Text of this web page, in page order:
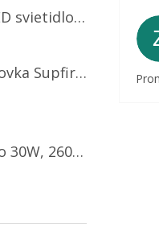
Solight nabíjacie LED svietidlo, 600lm, 2200mAh Li-Ion, USB nabíjanie [WN22]
5 hviezdičiek.
LED nabíjateľná čelovka Supfire HL06, 3 módy + SOS + senzor, nabíjanie cez Micro-USB, 5W, 500lm, 300m
5 hviezdičiek.
LED pracovné svetlo 30W, 2600LM, 12V/24V, IP67/2-PACK! [LB0087]
5 hviezdičiek.